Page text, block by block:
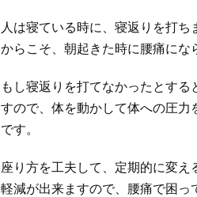
人は寝ている時に、寝返りを打ち
からこそ、朝起きた時に腰痛にな
もし寝返りを打てなかったとする
すので、体を動かして体への圧力
です。
座り方を工夫して、定期的に変え
軽減が出来ますので、腰痛で困っ